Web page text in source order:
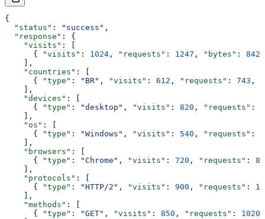
{
  "status"
: "success" ,
  "response"
: {
    "visits"
: [
      {
"visits" : 1024 , "requests" : 1247 , "bytes" :
    ],
    "countries"
: [
      {
"type" : "BR" , "visits" : 612 , "requests" : 743 ,
    ],
    "devices"
: [
      {
"type" : "desktop" , "visits" : 820 , "requests" :
    ],
    "os"
: [
      {
"type" : "Windows" , "visits" : 540 , "requests" :
    ],
    "browsers"
: [
      {
"type" : "Chrome" , "visits" : 720 , "requests" :
    ],
    "protocols"
: [
      {
"type" : "HTTP/2" , "visits" : 900 , "requests" :
    ],
    "methods"
: [
      {
"type" : "GET" , "visits" : 850 , "requests" : 1020